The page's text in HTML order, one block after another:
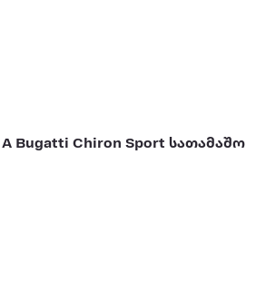
A Bugatti Chiron Sport სათამაშო